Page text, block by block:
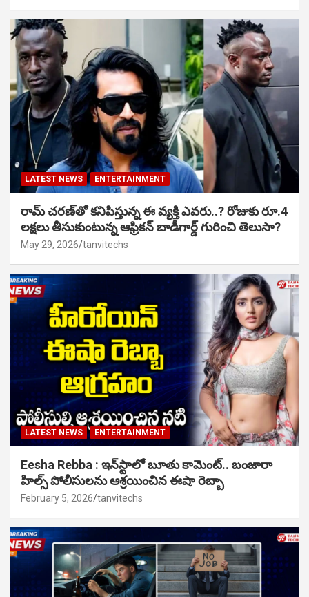
LATEST NEWS ENTERTAINMENT
రామ్ చరణ్‌తో కనిపిస్తున్న ఈ వ్యక్తి ఎవరు..? రోజుకు రూ.4
లక్షలు తీసుకుంటున్న ఆఫ్రికన్ బాడీగార్డ్ గురించి తెలుసా?
May 29, 2026 tanvitechs
LATEST NEWS ENTERTAINMENT
Eesha Rebba : ఇన్‌స్టాలో బూతు కామెంట్.. బంజారా
హిల్స్ పోలీసులను ఆశ్రయించిన ఈషా రెబ్బా
February 5, 2026 tanvitechs